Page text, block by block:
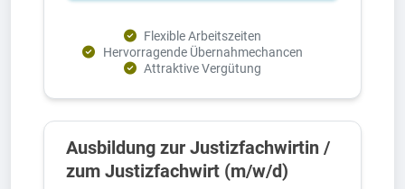
Flexible Arbeitszeiten
Hervorragende Übernahmechancen
Attraktive Vergütung
Ausbildung zur Justizfachwirtin /
zum Justizfachwirt (m/w/d)